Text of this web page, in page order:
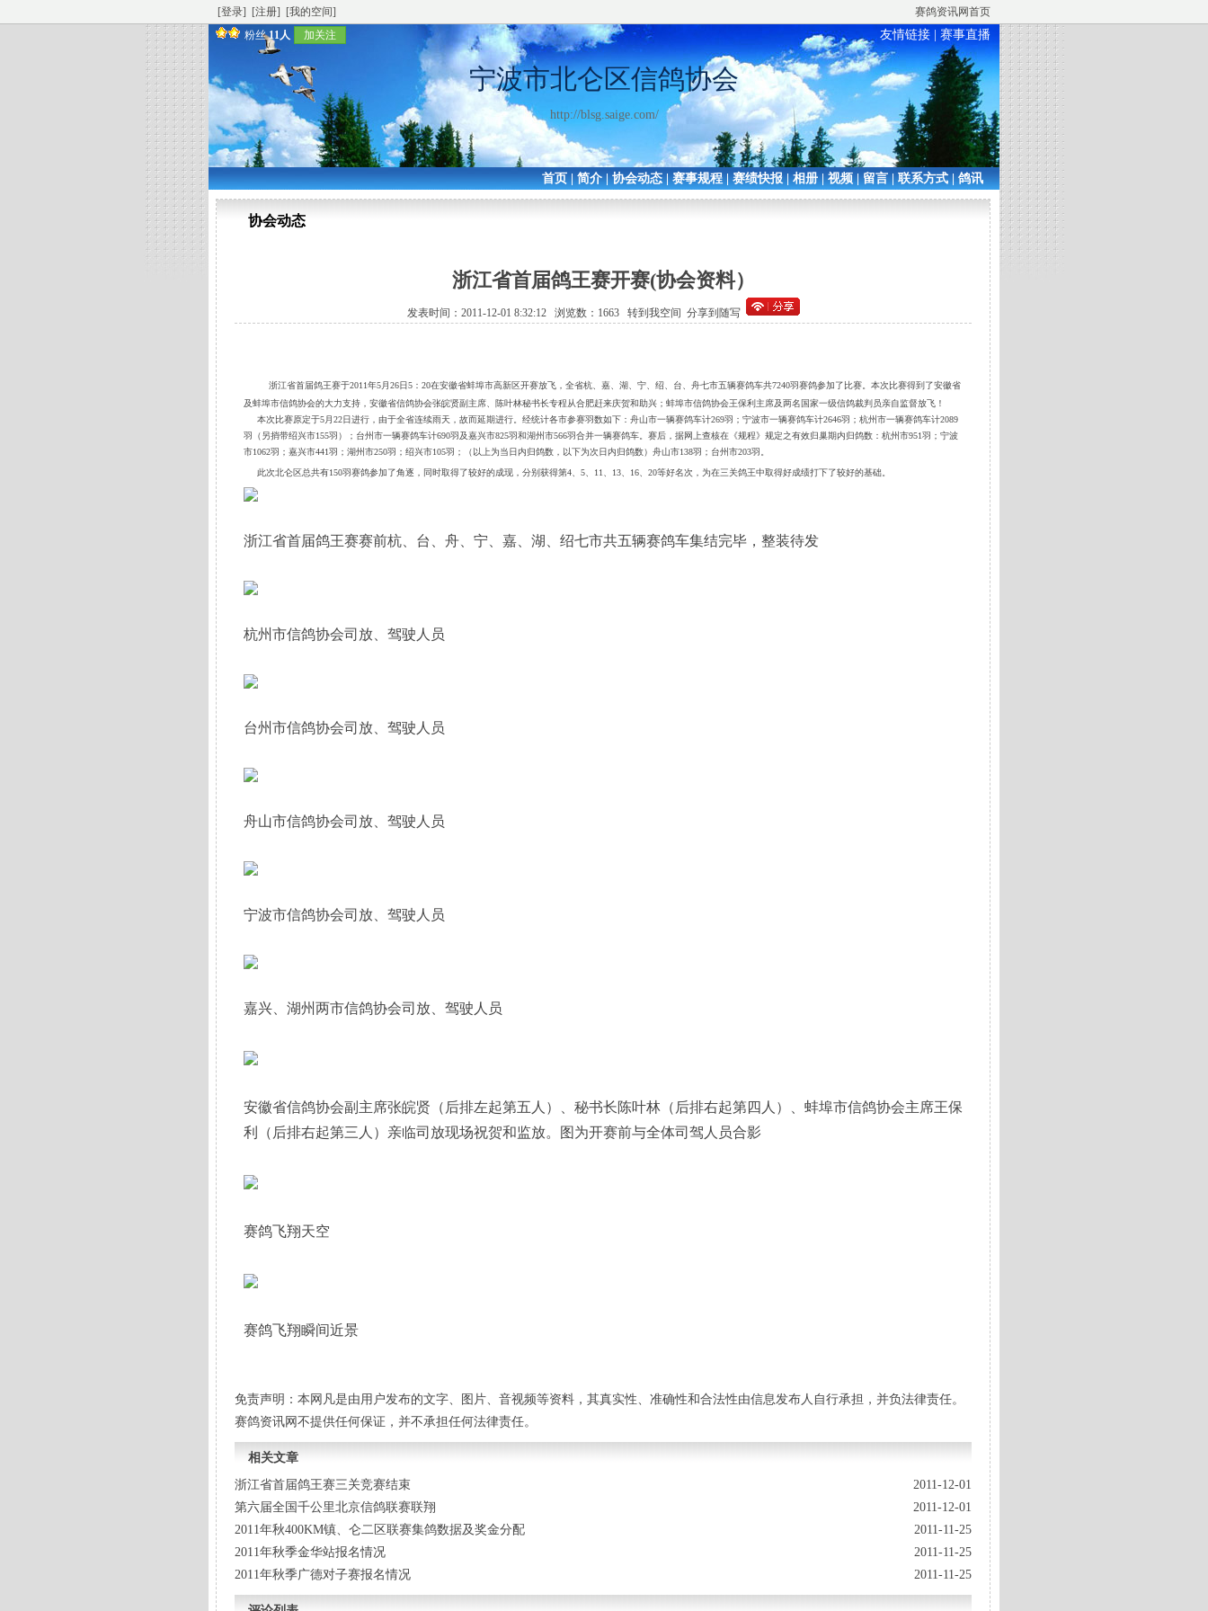
[登录] [注册] [我的空间]
赛鸽资讯网首页
粉丝11人 加关注 友情链接 赛事直播
宁波市北仑区信鸽协会
http://blsg.saige.com/
首页|简介|协会动态|赛事规程|赛绩快报|相册|视频|留言|联系方式|鸽讯
协会动态
浙江省首届鸽王赛开赛(协会资料）
发表时间：2011-12-01 8:32:12 浏览数：1663 转到我空间 分享到随写
浙江省首届鸽王赛于2011年5月26日5：20在安徽省蚌埠市高新区开赛放飞，全省杭、嘉、湖、宁、绍、台、舟七市五辆赛鸽车共7240羽赛鸽参加了比赛。本次比赛得到了安徽省
及蚌埠市信鸽协会的大力支持，安徽省信鸽协会张皖贤副主席、陈叶林秘书长专程从合肥赶来庆贺和助兴；蚌埠市信鸽协会王保利主席及两名国家一级信鸽裁判员亲自监督放飞！
本次比赛原定于5月22日进行，由于全省连续雨天，故而延期进行。经统计各市参赛羽数如下：舟山市一辆赛鸽车计269羽；宁波市一辆赛鸽车计2646羽；杭州市一辆赛鸽车计2089
羽（另捎带绍兴市155羽）；台州市一辆赛鸽车计690羽及嘉兴市825羽和湖州市566羽合并一辆赛鸽车。赛后，据网上查核在《规程》规定之有效归巢期内归鸽数：杭州市951羽；宁波
市1062羽；嘉兴市441羽；湖州市250羽；绍兴市105羽；（以上为当日内归鸽数，以下为次日内归鸽数）舟山市138羽；台州市203羽。
此次北仑区总共有150羽赛鸽参加了角逐，同时取得了较好的成现，分别获得第4、5、11、13、16、20等好名次，为在三关鸽王中取得好成绩打下了较好的基础。
浙江省首届鸽王赛赛前杭、台、舟、宁、嘉、湖、绍七市共五辆赛鸽车集结完毕，整装待发
杭州市信鸽协会司放、驾驶人员
台州市信鸽协会司放、驾驶人员
舟山市信鸽协会司放、驾驶人员
宁波市信鸽协会司放、驾驶人员
嘉兴、湖州两市信鸽协会司放、驾驶人员
安徽省信鸽协会副主席张皖贤（后排左起第五人）、秘书长陈叶林（后排右起第四人）、蚌埠市信鸽协会主席王保
利（后排右起第三人）亲临司放现场祝贺和监放。图为开赛前与全体司驾人员合影
赛鸽飞翔天空
赛鸽飞翔瞬间近景
免责声明：本网凡是由用户发布的文字、图片、音视频等资料，其真实性、准确性和合法性由信息发布人自行承担，并负法律责任。
赛鸽资讯网不提供任何保证，并不承担任何法律责任。
相关文章
2011-12-01
浙江省首届鸽王赛三关竞赛结束
2011-12-01
第六届全国千公里北京信鸽联赛联翔
2011-11-25
2011年秋400KM镇、仑二区联赛集鸽数据及奖金分配
2011-11-25
2011年秋季金华站报名情况
2011-11-25
2011年秋季广德对子赛报名情况